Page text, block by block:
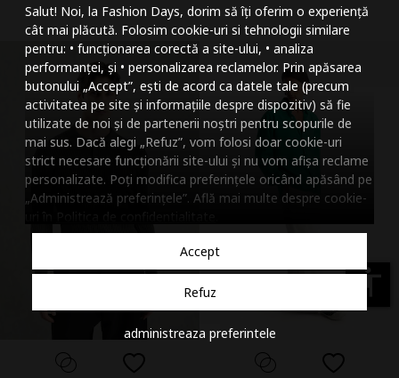
Salut! Noi, la Fashion Days, dorim să îți oferim o experiență
cât mai plăcută. Folosim cookie-uri si tehnologii similare
pentru: • funcționarea corectă a site-ului, • analiza
performanței, și • personalizarea reclamelor. Prin apăsarea
butonului „Accept”, ești de acord ca datele tale (precum
activitatea pe site și informațiile despre dispozitiv) să fie
utilizate de noi și de partenerii noștri pentru scopurile de
mai sus. Dacă alegi „Refuz”, vom folosi doar cookie-uri
strict necesare funcționării site-ului și nu vom afișa reclame
personalizate. Poți modifica preferințele oricând apăsând pe
„Administrează preferințele”. Află mai multe despre cookie-
Accept
Refuz
administreaza preferintele
accessibility
Micsoreaza
Mareste spatierea
Micsoreaza
Mareste inaltimea
Micsoreaza
Inverseaza culorile
Nuante de gri
Cursor mare